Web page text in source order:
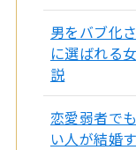
男をバブ化
に選ばれる
説
恋愛弱者で
い人が結婚